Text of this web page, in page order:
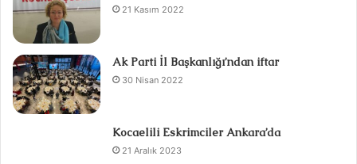
21 Kasım 2022
Ak Parti İl Başkanlığı’ndan iftar
30 Nisan 2022
Kocaelili Eskrimciler Ankara’da
21 Aralık 2023